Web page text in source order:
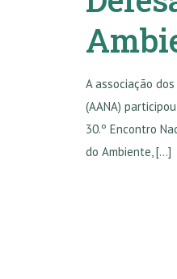
A associação
(AANA)
30.º Encontro
do Ambiente,[…]